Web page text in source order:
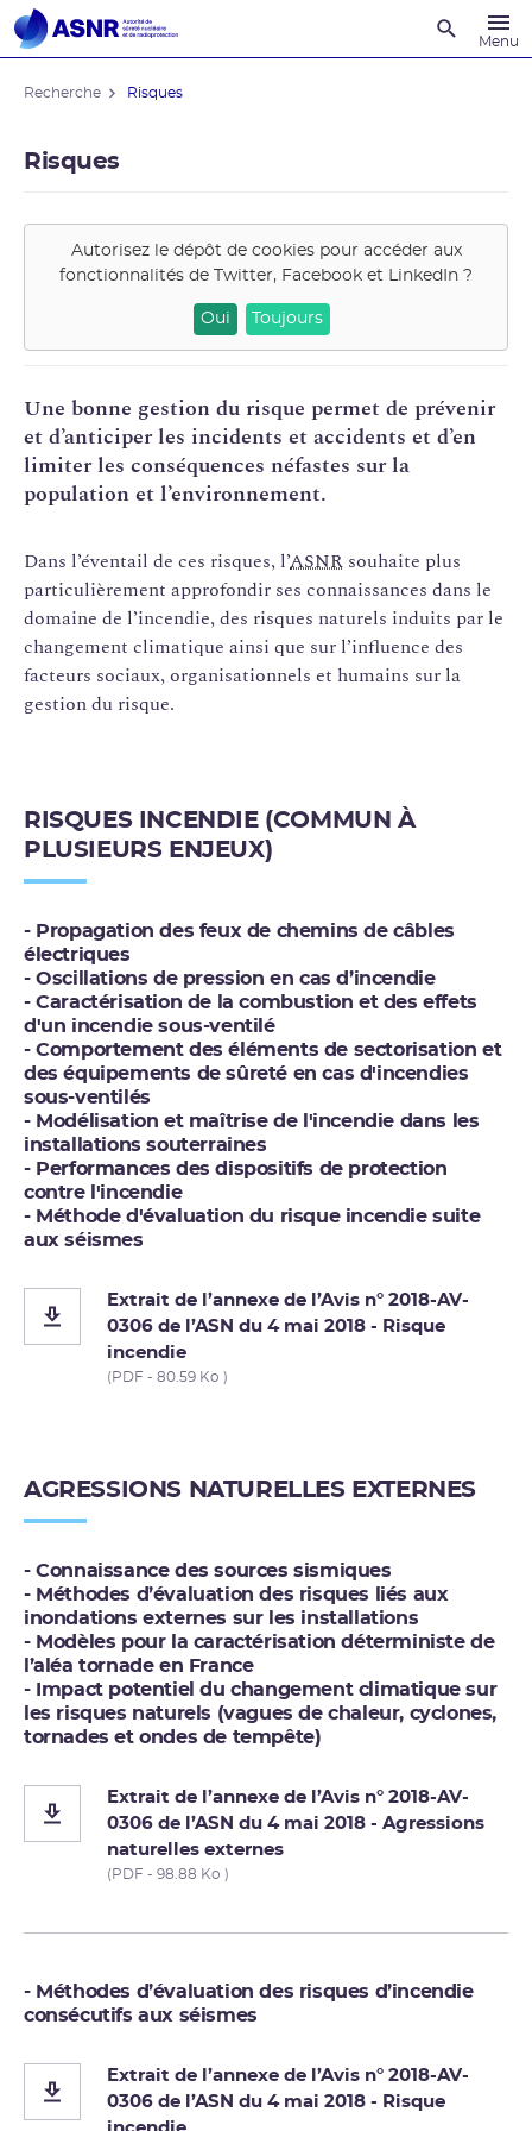
Menu
Recherche Risques
Risques
Autorisez le dépôt de cookies pour accéder aux
fonctionnalités de Twitter, Facebook et LinkedIn ?
Oui Toujours
Une bonne gestion du risque permet de prévenir
et d’anticiper les incidents et accidents et d’en
limiter les conséquences néfastes sur la
population et l’environnement.
Dans l’éventail de ces risques, l’ASNR souhaite plus
particulièrement approfondir ses connaissances dans le
domaine de l’incendie, des risques naturels induits par le
changement climatique ainsi que sur l’influence des
facteurs sociaux, organisationnels et humains sur la
gestion du risque.
RISQUES INCENDIE (COMMUN À
PLUSIEURS ENJEUX)
- Propagation des feux de chemins de câbles
électriques
- Oscillations de pression en cas d’incendie
- Caractérisation de la combustion et des effets
d'un incendie sous-ventilé
- Comportement des éléments de sectorisation et
des équipements de sûreté en cas d'incendies
sous-ventilés
- Modélisation et maîtrise de l'incendie dans les
installations souterraines
- Performances des dispositifs de protection
contre l'incendie
- Méthode d'évaluation du risque incendie suite
aux séismes
Extrait de l’annexe de l’Avis n° 2018-AV-
0306 de l’ASN du 4 mai 2018 - Risque
incendie
(PDF - 80.59 Ko )
AGRESSIONS NATURELLES EXTERNES
- Connaissance des sources sismiques
- Méthodes d’évaluation des risques liés aux
inondations externes sur les installations
- Modèles pour la caractérisation déterministe de
l’aléa tornade en France
- Impact potentiel du changement climatique sur
les risques naturels (vagues de chaleur, cyclones,
tornades et ondes de tempête)
Extrait de l’annexe de l’Avis n° 2018-AV-
0306 de l’ASN du 4 mai 2018 - Agressions
naturelles externes
(PDF - 98.88 Ko )
- Méthodes d’évaluation des risques d’incendie
consécutifs aux séismes
Extrait de l’annexe de l’Avis n° 2018-AV-
0306 de l’ASN du 4 mai 2018 - Risque